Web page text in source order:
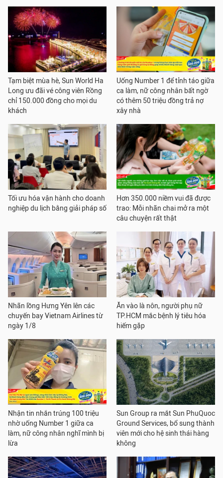
Tạm biệt mùa hè, Sun World Ha
Long ưu đãi vé công viên Rồng
chỉ 150.000 đồng cho mọi du
khách
Uống Number 1 để tỉnh táo giữa
ca làm, nữ công nhân bất ngờ
có thêm 50 triệu đồng trả nợ
xây nhà
Tối ưu hóa vận hành cho doanh
nghiệp du lịch bằng giải pháp số
Hơn 350.000 niềm vui đã được
trao: Mỗi nhãn chai mở ra một
câu chuyện rất thật
Nhãn lồng Hưng Yên lên các
chuyến bay Vietnam Airlines từ
ngày 1/8
Ăn vào là nôn, người phụ nữ
TP.HCM mắc bệnh lý tiêu hóa
hiếm gặp
Nhận tin nhắn trúng 100 triệu
nhờ uống Number 1 giữa ca
làm, nữ công nhân nghĩ mình bị
lừa
Sun Group ra mắt Sun PhuQuoc
Ground Services, bổ sung thành
viên mới cho hệ sinh thái hàng
không